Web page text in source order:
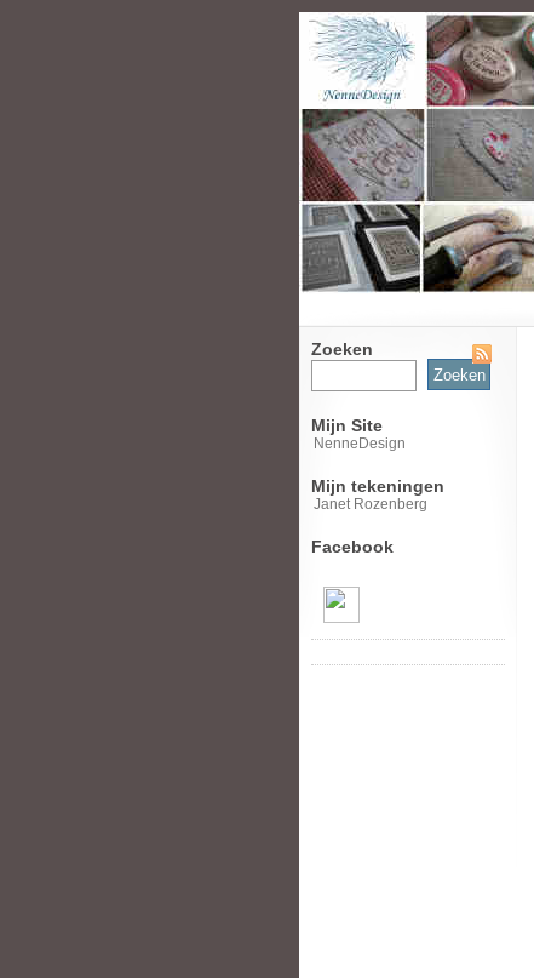
Zoeken
Zoeken
naar:
Mijn Site
NenneDesign
Mijn tekeningen
Janet Rozenberg
Facebook